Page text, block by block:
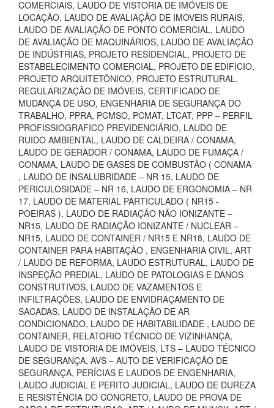
COMERCIAIS, LAUDO DE VISTORIA DE IMÓVEIS DE
LOCAÇÃO, LAUDO DE AVALIAÇÃO DE IMOVEIS RURAIS,
LAUDO DE AVALIAÇÃO DE PONTO COMERCIAL, LAUDO
DE AVALIAÇÃO DE MAQUINÁRIOS, LAUDO DE AVALIAÇÃO
DE INDÚSTRIAS, PROJETO RESIDENCIAL, PROJETO DE
ESTABELECIMENTO COMERCIAL, PROJETO DE EDIFICIO,
PROJETO ARQUITETÔNICO, PROJETO ESTRUTURAL,
REGULARIZAÇÃO DE IMÓVEIS, CERTIFICADO DE
MUDANÇA DE USO, ENGENHARIA DE SEGURANÇA DO
TRABALHO, PPRA, PCMSO, PCMAT, LTCAT, PPP – PERFIL
PROFISSIOGRAFICO PREVIDENCIÁRIO, LAUDO DE
RUIDO AMBIENTAL, LAUDO DE CALDEIRA / CONAMA,
LAUDO DE GERADOR / CONAMA, LAUDO DE FUMAÇA /
CONAMA, LAUDO DE GASES DE COMBUSTÃO ( CONAMA
, LAUDO DE INSALUBRIDADE – NR 15, LAUDO DE
PERICULOSIDADE – NR 16, LAUDO DE ERGONOMIA – NR
17, LAUDO DE MATERIAL PARTICULADO ( NR15 -
POEIRAS ), LAUDO DE RADIAÇÃO NÃO IONIZANTE –
NR15, LAUDO DE RADIAÇÃO IONIZANTE / NUCLEAR –
NR15, LAUDO DE CONTAINER / NR15 E NR18, LAUDO DE
CONTAINER PARA HABITAÇÃO , ENGENHARIA CIVIL, ART
/ LAUDO DE REFORMA, LAUDO ESTRUTURAL, LAUDO DE
INSPEÇÃO PREDIAL, LAUDO DE PATOLOGIAS E DANOS
CONSTRUTIVOS, LAUDO DE VAZAMENTOS E
INFILTRAÇÕES, LAUDO DE ENVIDRAÇAMENTO DE
SACADAS, LAUDO DE INSTALAÇÃO DE AR
CONDICIONADO, LAUDO DE HABITABILIDADE , LAUDO DE
CONTAINER, RELATORIO TÉCNICO DE VIZINHANÇA,
LAUDO DE VISTORIA DE IMÓVEIS, LTS – LAUDO TÉCNICO
DE SEGURANÇA, AVS – AUTO DE VERIFICAÇÃO DE
SEGURANÇA, PERÍCIAS E LAUDOS DE ENGENHARIA,
LAUDO JUDICIAL E PERITO JUDICIAL, LAUDO DE DUREZA
E RESISTÊNCIA DO CONCRETO, LAUDO DE PROVA DE